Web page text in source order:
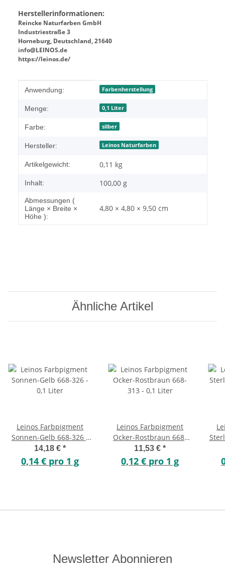
Herstellerinformationen:
Reincke Naturfarben GmbH
Industriestraße 3
Horneburg, Deutschland, 21640
info@LEINOS.de
https://leinos.de/
Produkteigenschaft
Wert
Anwendung: Farbenherstellung
Menge: 0,1 Liter
Farbe: silber
Hersteller: Leinos Naturfarben
Artikelgewicht: 0,11 kg
Inhalt: 100,00 g
Abmessungen (
Länge × Breite ×
Höhe ):
4,80 × 4,80 × 9,50 cm
Ähnliche Artikel
Leinos Farbpigment
Sonnen-Gelb 668-326 -
0,1 Liter
14,18 € *
0,14 € pro 1 g
Leinos Farbpigment
Ocker-Rostbraun 668-
313 - 0,1 Liter
11,53 € *
0,12 € pro 1 g
Newsletter Abonnieren